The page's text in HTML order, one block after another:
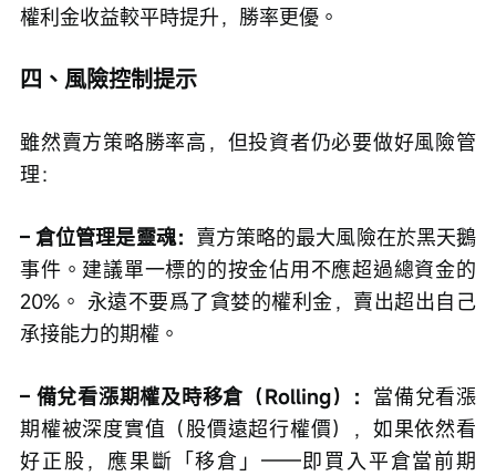
權利金收益較平時提升，勝率更優。
四、風險控制提示
雖然賣方策略勝率高，但投資者仍必要做好風險管
理：
– 倉位管理是靈魂： 賣方策略的最大風險在於黑天鵝
事件。建議單一標的的按金佔用不應超過總資金的
20%。 永遠不要爲了貪婪的權利金，賣出超出自己
承接能力的期權。
– 備兌看漲期權及時移倉（Rolling）： 當備兌看漲
期權被深度實值（股價遠超行權價），如果依然看
好正股，應果斷「移倉」——即買入平倉當前期